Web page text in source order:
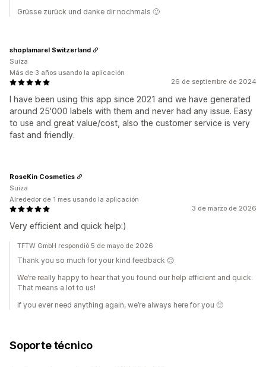
Grüsse zurück und danke dir nochmals 🙂
26 de septiembre de 2024
I have been using this app since 2021 and we have generated
around 25'000 labels with them and never had any issue. Easy
to use and great value/cost, also the customer service is very
fast and friendly.
shoplamarel Switzerland
Suiza
Más de 3 años usando la aplicación
3 de marzo de 2026
Very efficient and quick help:)
RoseKin Cosmetics
Suiza
Alrededor de 1 mes usando la aplicación
TFTW GmbH respondió 5 de mayo de 2026
Thank you so much for your kind feedback 😊
We’re really happy to hear that you found our help efficient and quick.
That means a lot to us!
If you ever need anything again, we’re always here for you 🙂
Soporte técnico